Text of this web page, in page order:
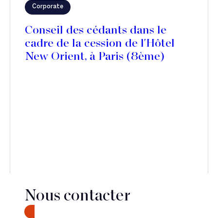
Corporate
Conseil des cédants dans le
cadre de la cession de l'Hôtel
New Orient, à Paris (8ème)
Nous contacter